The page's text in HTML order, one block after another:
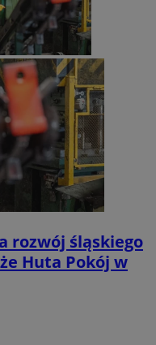
rozwój śląskiego
Huta Pokój w